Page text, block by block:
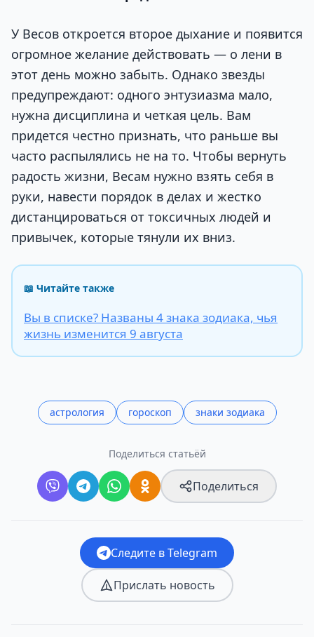
У Весов откроется второе дыхание и появится
огромное желание действовать — о лени в
этот день можно забыть. Однако звезды
предупреждают: одного энтузиазма мало,
нужна дисциплина и четкая цель. Вам
придется честно признать, что раньше вы
часто распылялись не на то. Чтобы вернуть
радость жизни, Весам нужно взять себя в
руки, навести порядок в делах и жестко
дистанцироваться от токсичных людей и
привычек, которые тянули их вниз.
📖 Читайте также
Вы в списке? Названы 4 знака зодиака, чья
жизнь изменится 9 августа
астрология гороскоп знаки зодиака
Поделиться статьёй
Поделиться
Следите в Telegram
Прислать новость